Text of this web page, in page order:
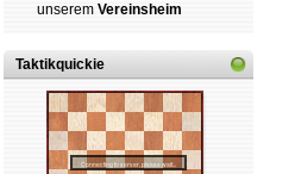
un­se­rem Ver­eins­heim
Taktikquickie